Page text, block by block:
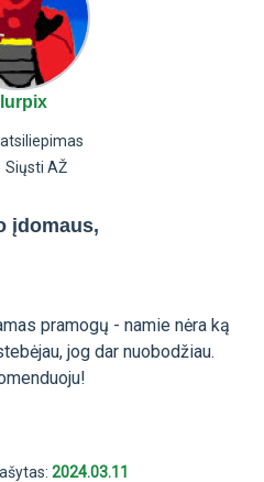
Siųsti AŽ
įdomaus,
pramogų - namie nėra ką
jog dar nuobodžiau.
2024.03.11